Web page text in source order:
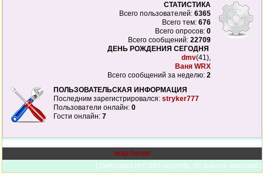
СТАТИСТИКА
Всего пользователей: 6365
Всего тем: 676
Всего опросов: 0
Всего сообщений: 22709
ДЕНЬ РОЖДЕНИЯ СЕГОДНЯ
dmv(41),
Ваня WRX
Всего сообщений за неделю: 2
ПОЛЬЗОВАТЕЛЬСКАЯ ИНФОРМАЦИЯ
Последним зарегистрировался: stryker777
Пользователи онлайн: 0
Гости онлайн: 7
map forum
[ Generated in 0.083 seconds, 45 queries executed ]